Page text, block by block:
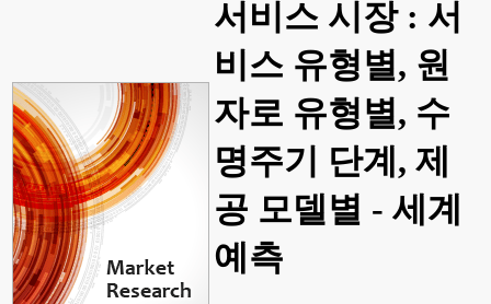
서비스 시장 : 서
비스 유형별, 원
자로 유형별, 수
명주기 단계, 제
공 모델별 - 세계
예측